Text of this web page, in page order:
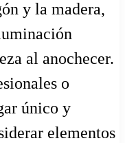
y la madera,
al anochecer.
o
único y
elementos